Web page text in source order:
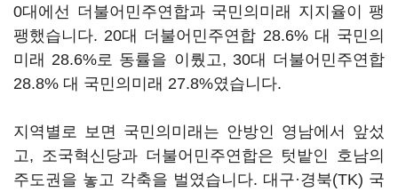
0대에선 더불어민주연합과 국민의미래 지지율이 팽
팽했습니다. 20대 더불어민주연합 28.6% 대 국민의
미래 28.6%로 동률을 이뤘고, 30대 더불어민주연합
28.8% 대 국민의미래 27.8%였습니다.
지역별로 보면 국민의미래는 안방인 영남에서 앞섰
고, 조국혁신당과 더불어민주연합은 텃밭인 호남의
주도권을 놓고 각축을 벌였습니다. 대구·경북(TK) 국